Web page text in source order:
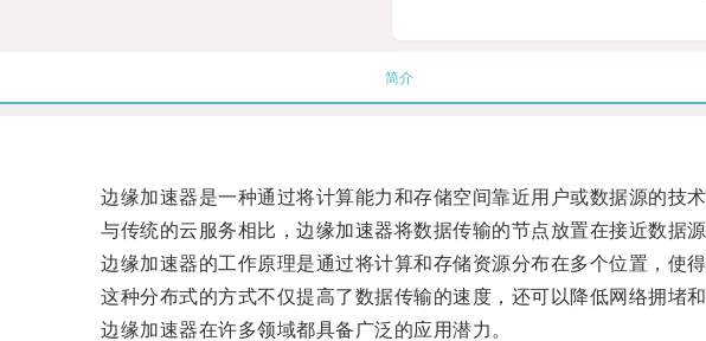
简介
边缘加速器是一种通过将计算能力和存储空间靠近用户或数据源的技术
与传统的云服务相比，边缘加速器将数据传输的节点放置在接近数据
边缘加速器的工作原理是通过将计算和存储资源分布在多个位置，使得
这种分布式的方式不仅提高了数据传输的速度，还可以降低网络拥堵和
边缘加速器在许多领域都具备广泛的应用潜力。